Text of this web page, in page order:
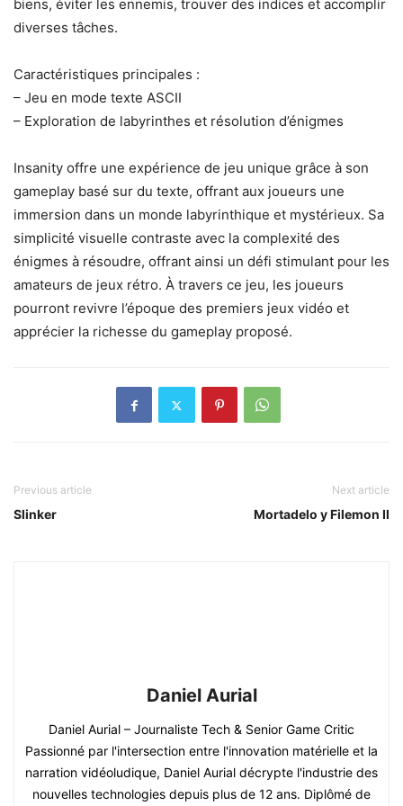
biens, éviter les ennemis, trouver des indices et accomplir
diverses tâches.
Caractéristiques principales :
– Jeu en mode texte ASCII
– Exploration de labyrinthes et résolution d’énigmes
Insanity offre une expérience de jeu unique grâce à son
gameplay basé sur du texte, offrant aux joueurs une
immersion dans un monde labyrinthique et mystérieux. Sa
simplicité visuelle contraste avec la complexité des
énigmes à résoudre, offrant ainsi un défi stimulant pour les
amateurs de jeux rétro. À travers ce jeu, les joueurs
pourront revivre l’époque des premiers jeux vidéo et
apprécier la richesse du gameplay proposé.
Previous article
Slinker
Next article
Mortadelo y Filemon II
Daniel Aurial
Daniel Aurial – Journaliste Tech & Senior Game Critic
Passionné par l'intersection entre l'innovation matérielle et la
narration vidéoludique, Daniel Aurial décrypte l'industrie des
nouvelles technologies depuis plus de 12 ans. Diplômé de